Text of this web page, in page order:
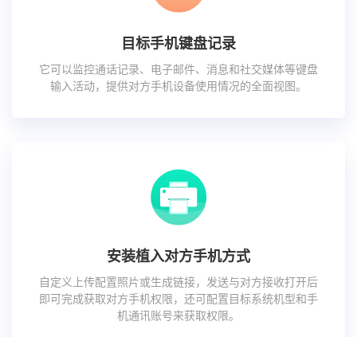
目标手机键盘记录
它可以监控通话记录、电子邮件、消息和社交媒体等键盘
输入活动，提供对方手机设备使用情况的全面视图。
安装植入对方手机方式
自定义上传配置照片或生成链接，发送与对方接收打开后
即可完成获取对方手机权限，还可配置目标系统机型和手
机通讯账号来获取权限。